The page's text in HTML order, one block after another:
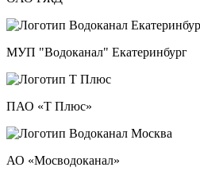
МУП "Водоканал" Екатеринбург
ПАО «Т Плюс»
АО «Мосводоканал»